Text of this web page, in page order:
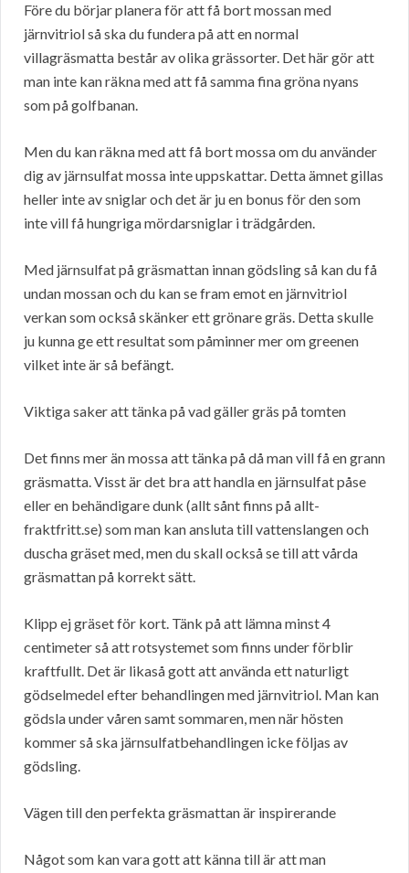
Före du börjar planera för att få bort mossan med
järnvitriol så ska du fundera på att en normal
villagräsmatta består av olika grässorter. Det här gör att
man inte kan räkna med att få samma fina gröna nyans
som på golfbanan.
Men du kan räkna med att få bort mossa om du använder
dig av järnsulfat mossa inte uppskattar. Detta ämnet gillas
heller inte av sniglar och det är ju en bonus för den som
inte vill få hungriga mördarsniglar i trädgården.
Med järnsulfat på gräsmattan innan gödsling så kan du få
undan mossan och du kan se fram emot en järnvitriol
verkan som också skänker ett grönare gräs. Detta skulle
ju kunna ge ett resultat som påminner mer om greenen
vilket inte är så befängt.
Viktiga saker att tänka på vad gäller gräs på tomten
Det finns mer än mossa att tänka på då man vill få en grann
gräsmatta. Visst är det bra att handla en järnsulfat påse
eller en behändigare dunk (allt sånt finns på allt-
fraktfritt.se) som man kan ansluta till vattenslangen och
duscha gräset med, men du skall också se till att vårda
gräsmattan på korrekt sätt.
Klipp ej gräset för kort. Tänk på att lämna minst 4
centimeter så att rotsystemet som finns under förblir
kraftfullt. Det är likaså gott att använda ett naturligt
gödselmedel efter behandlingen med järnvitriol. Man kan
gödsla under våren samt sommaren, men när hösten
kommer så ska järnsulfatbehandlingen icke följas av
gödsling.
Vägen till den perfekta gräsmattan är inspirerande
Något som kan vara gott att känna till är att man